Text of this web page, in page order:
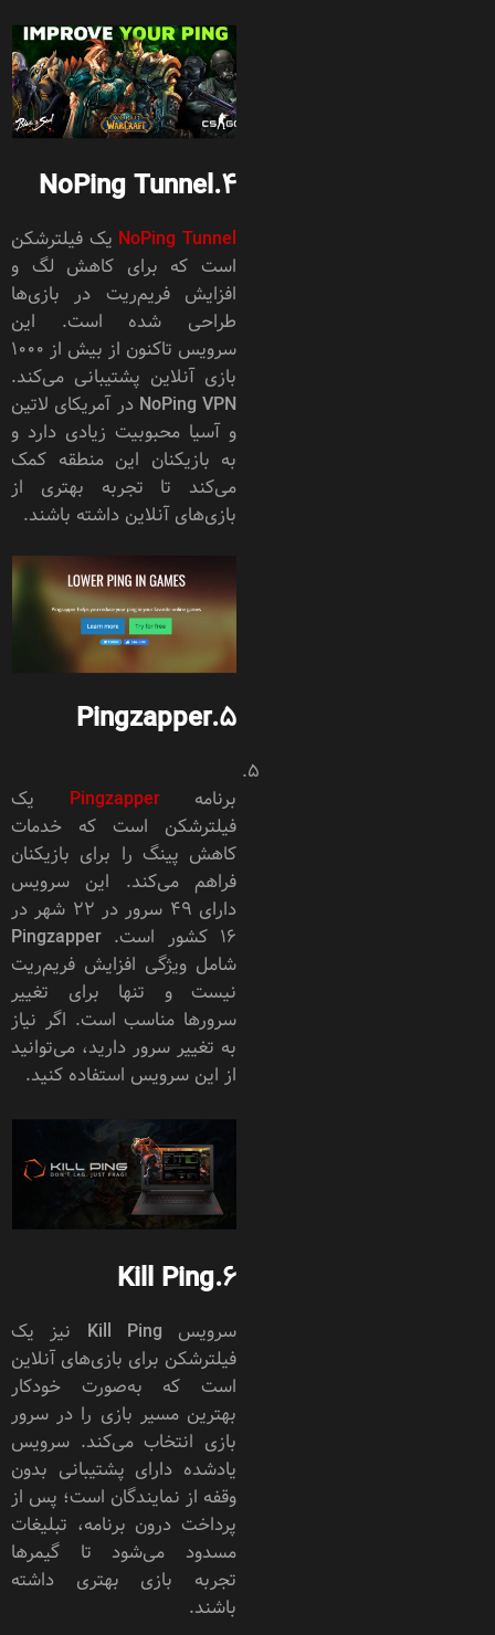
4.
NoPing Tunnel
NoPing Tunnel یک فیلترشکن
است که برای کاهش لگ و
افزایش فریم‌ریت در بازی‌ها
طراحی شده است. این
سرویس تاکنون از بیش از ۱۰۰۰
بازی آنلاین پشتیبانی می‌کند.
NoPing VPN در آمریکای لاتین
و آسیا محبوبیت زیادی دارد و
به بازیکنان این منطقه کمک
می‌کند تا تجربه بهتری از
بازی‌های آنلاین داشته باشند.
5.
Pingzapper
برنامهPingzapper یک
فیلترشکن است که خدمات
کاهش پینگ را برای بازیکنان
فراهم می‌کند. این سرویس
دارای ۴۹ سرور در ۲۲ شهر در
۱۶ کشور است. Pingzapper
شامل ویژگی افزایش فریم‌ریت
نیست و تنها برای تغییر
سرورها مناسب است. اگر نیاز
به تغییر سرور دارید، می‌توانید
از این سرویس استفاده کنید.
6.
Kill Ping
سرویس Kill Ping نیز یک
فیلترشکن برای بازی‌های آنلاین
است که به‌صورت خودکار
بهترین مسیر بازی را در سرور
بازی انتخاب می‌کند. سرویس
یادشده دارای پشتیبانی بدون
وقفه از نمایندگان است؛ پس از
پرداخت درون برنامه، تبلیغات
مسدود می‌شود تا گیمرها
تجربه بازی بهتری داشته
باشند.